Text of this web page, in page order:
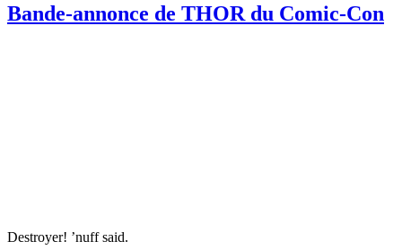
Bande-annonce de THOR du Comic-Con
Destroyer! ’nuff said.